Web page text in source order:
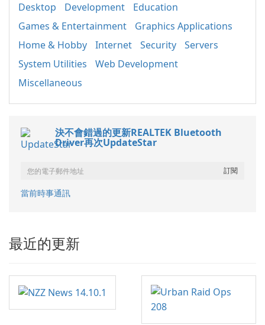
Desktop
Development
Education
Games & Entertainment
Graphics Applications
Home & Hobby
Internet Security
Servers
System Utilities
Web Development
Miscellaneous
決不會錯過的更新REALTEK Bluetooth
Driver再次UpdateStar
當前時事通訊
最近的更新